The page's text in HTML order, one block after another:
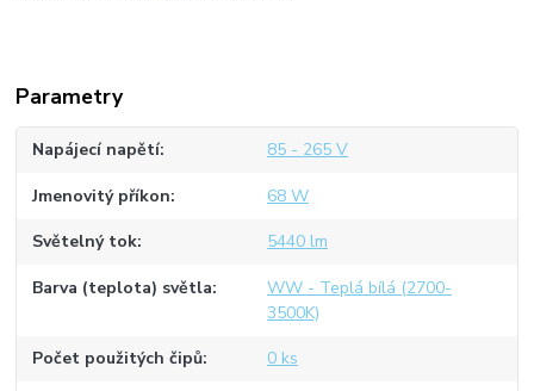
Parametry
Napájecí napětí 85 - 265 V
Jmenovitý příkon 68 W
Světelný tok 5440 lm
Barva (teplota) světla
WW - Teplá bílá (2700-
3500K)
Počet použitých čipů 0 ks